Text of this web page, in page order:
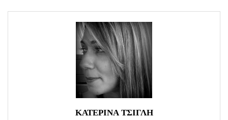
ΚΑΤΕΡΙΝΑ ΤΣΙΓΛΗ